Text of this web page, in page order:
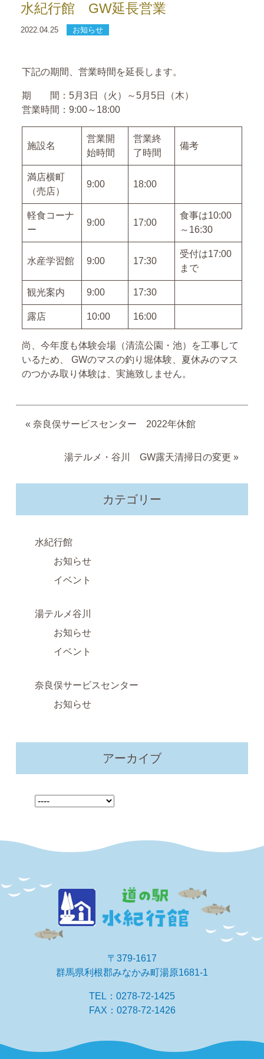
水紀行館 GW延長営業
2022.04.25 お知らせ
下記の期間、営業時間を延長します。
期 間：5月3日（火）～5月5日（木）
営業時間：9:00～18:00
施設名
営業開
始時間
営業終
了時間
備考
満店横町
（売店）
9:00 18:00
軽食コーナ
ー
9:00 17:00
食事は10:00
～16:30
水産学習館 9:00 17:30
受付は17:00
まで
観光案内 9:00 17:30
露店 10:00 16:00
尚、今年度も体験会場（清流公園・池）を工事して
いるため、 GWのマスの釣り堀体験、夏休みのマス
のつかみ取り体験は、実施致しません。
« 奈良俣サービスセンター 2022年休館
湯テルメ・谷川 GW露天清掃日の変更 »
カテゴリー
水紀行館
お知らせ
イベント
湯テルメ谷川
お知らせ
イベント
奈良俣サービスセンター
お知らせ
アーカイブ
〒379-1617
群馬県利根郡みなかみ町湯原1681-1
TEL：0278-72-1425
FAX：0278-72-1426